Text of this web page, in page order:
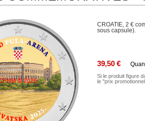
CROATIE, 2 €
sous capsule).
39,50 €
Si le produit figure
le "prix